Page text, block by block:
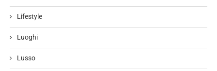
Lifestyle
Luoghi
Lusso